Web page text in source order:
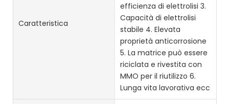
Caratteristica
efficienza di elettrolisi 3.
Capacità di elettrolisi
stabile 4. Elevata
proprietà anticorrosione
5. La matrice può essere
riciclata e rivestita con
MMO per il riutilizzo 6.
Lunga vita lavorativa ecc